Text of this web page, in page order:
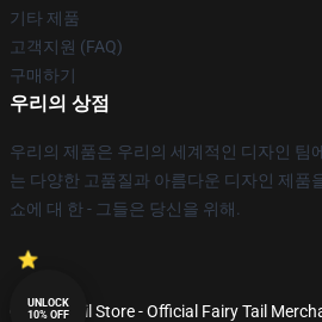
기타 제품
고객지원 (FAQ)
구매하기
우리의 상점
우리의 제품은 우리의 세계적인 디자인 팀
는 다양한 고품질과 아름다운 디자인 제품
쇼에 대 한 - 그들은 당신을 위해.
© Fairy Tail Store - Official Fairy Tail
UNLOCK
10% OFF